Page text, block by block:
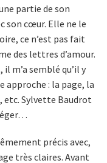
partie de son
son cœur. Elle ne le
ce n’est pas fait
des lettres d’amour.
il m’a semblé qu’il y
: la page, la
Sylvette Baudrot
précis avec,
très claires. Avant